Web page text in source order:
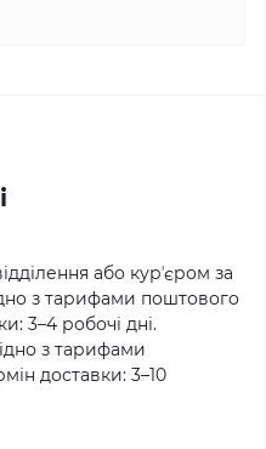
або курʼєром за
з тарифами поштового
3–4 робочі дні.
з тарифами
доставки: 3–10